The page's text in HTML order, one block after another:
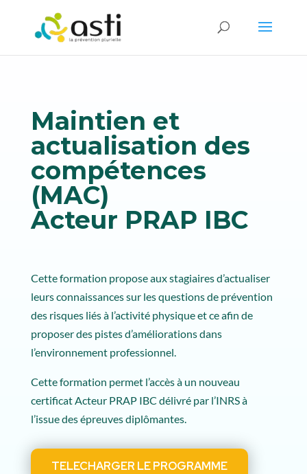
Maintien et
actualisation des
compétences
(MAC)
Acteur PRAP IBC
Cette formation propose aux stagiaires d’actualiser
leurs connaissances sur les questions de prévention
des risques liés à l’activité physique et ce afin de
proposer des pistes d’améliorations dans
l’environnement professionnel.
Cette formation permet l’accès à un nouveau
certificat Acteur PRAP IBC délivré par l’INRS à
l’issue des épreuves diplômantes.
TELECHARGER LE PROGRAMME